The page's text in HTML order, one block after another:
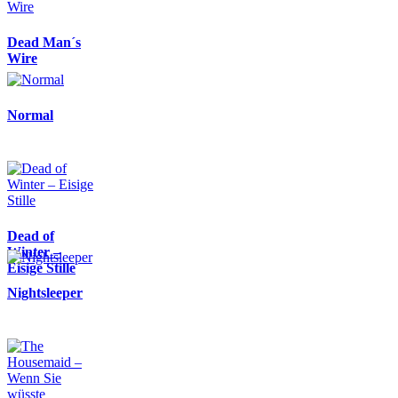
Dead Man´s
Wire
Normal
Dead of
Winter –
Eisige Stille
Nightsleeper